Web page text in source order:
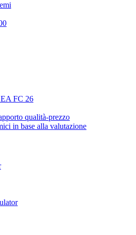
FC 26
qualità-prezzo
in base alla valutazione